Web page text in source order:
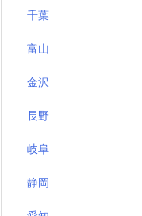
千葉
富山
金沢
長野
岐阜
静岡